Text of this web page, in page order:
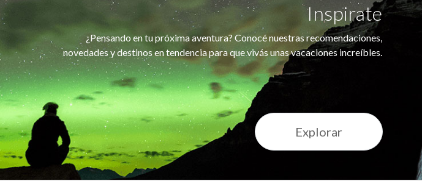
Inspirate
¿Pensando en tu próxima aventura? Conocé nuestras recomendaciones,
novedades y destinos en tendencia para que vivás unas vacaciones increíbles.
Explorar